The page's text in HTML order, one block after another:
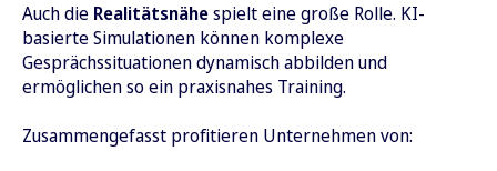
Auch die Realitätsnähespielt eine große Rolle. KI-
basierte Simulationen können komplexe
Gesprächssituationen dynamisch abbilden und
ermöglichen so ein praxisnahes Training.
Zusammengefasst profitieren Unternehmen von: